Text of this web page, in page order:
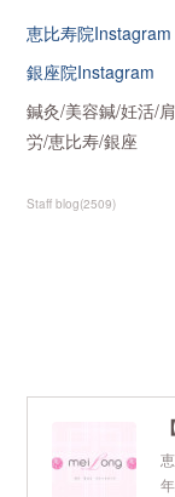
恵比寿院Instagram
銀座院Instagram
鍼灸/美容鍼/妊活/
労/恵比寿/銀座
Staff blog(2509)